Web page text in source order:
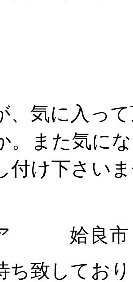
、気に入っ
。また気に
付け下さい
ア 姶良市
ち致してお